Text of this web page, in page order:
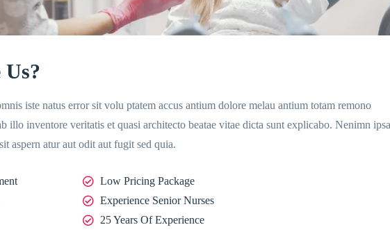
iste natus error sit volu ptatem accus antium dolore melau antium totam remono
illo inventore veritatis et quasi architecto beatae vitae dicta sunt explicabo. Nenimn
aspern atur aut odit aut fugit sed quia.
Low Pricing Package
Experience Senior Nurses
25 Years Of Experience